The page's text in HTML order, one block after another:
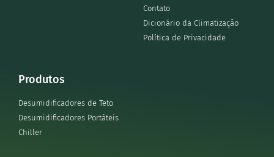
Contato
Dicionário da Climatização
Política de Privacidade
Produtos
Desumidificadores de Teto
Desumidificadores Portáteis
Chiller